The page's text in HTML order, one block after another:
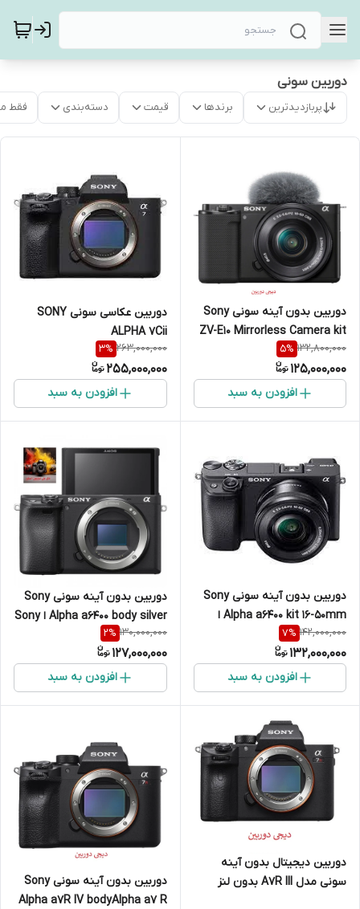
دوربین سونی
پربازدیدترین برندها قیمت دسته‌بندی فقط
دوربین بدون آینه سونی Sony
ZV-E10 Mirrorless Camera kit
16-50mm
132,800,000
5%
125,000,000
افزودن به سبد
دوربین عکاسی سونی SONY
ALPHA 7Cii
263,000,000
3%
255,000,000
افزودن به سبد
دوربین بدون آینه سونی Sony
Alpha a6400 kit 16-50mm ا
Sony Alpha a6400 kit 16-50mm
142,000,000
7%
132,000,000
افزودن به سبد
دوربین بدون آینه سونی Sony
Alpha a6400 body silver ا Sony
Alpha a6400 body بدنه
130,000,000
2%
127,000,000
افزودن به سبد
دوربین دیجیتال بدون آینه
سونی مدل A7R III بدون لنز
دوربین بدون آینه سونی Sony
Alpha a7R IV bodyAlpha a7 R